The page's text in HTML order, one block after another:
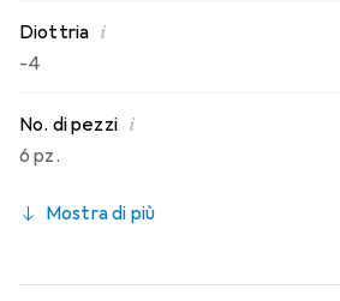
Diottria i
-4
No. di pezzi i
6 pz.
Mostra di più